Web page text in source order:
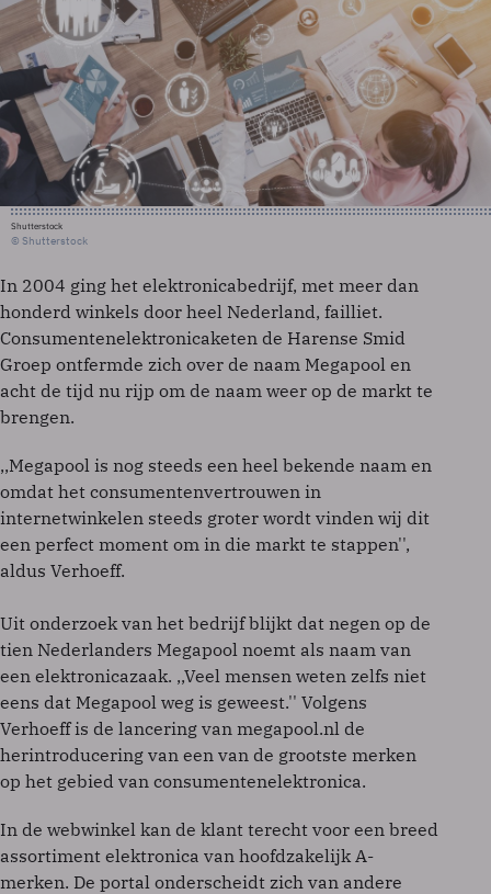
Shutterstock
© Shutterstock
In 2004 ging het elektronicabedrijf, met meer dan
honderd winkels door heel Nederland, failliet.
Consumentenelektronicaketen de Harense Smid
Groep ontfermde zich over de naam Megapool en
acht de tijd nu rijp om de naam weer op de markt te
brengen.
,,Megapool is nog steeds een heel bekende naam en
omdat het consumentenvertrouwen in
internetwinkelen steeds groter wordt vinden wij dit
een perfect moment om in die markt te stappen'',
aldus Verhoeff.
Uit onderzoek van het bedrijf blijkt dat negen op de
tien Nederlanders Megapool noemt als naam van
een elektronicazaak. ,,Veel mensen weten zelfs niet
eens dat Megapool weg is geweest.'' Volgens
Verhoeff is de lancering van megapool.nl de
herintroducering van een van de grootste merken
op het gebied van consumentenelektronica.
In de webwinkel kan de klant terecht voor een breed
assortiment elektronica van hoofdzakelijk A-
merken. De portal onderscheidt zich van andere